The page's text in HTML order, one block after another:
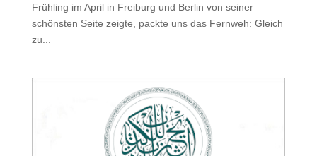
Frühling im April in Freiburg und Berlin von seiner
schönsten Seite zeigte, packte uns das Fernweh: Gleich
zu...